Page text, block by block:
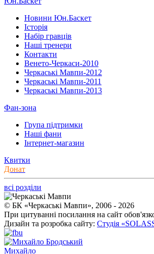
Новини Юн.Баскет
Історія
Набір гравців
Наші тренери
Контакти
Венето-Черкаси-2010
Черкаські Мавпи-2012
Черкаські Мавпи-2011
Черкаські Мавпи-2013
Фан-зона
Група підтримки
Наші фани
Інтернет-магазин
Квитки
Донат
всі розділи
© БК «Черкаські Мавпи», 2006 - 2026
При цитуванні посилання на сайт
Дизайн та розробка сайту: Студія
Михайло